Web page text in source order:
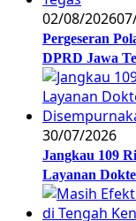
02/08/2026
Pergeseran
DPRD Jawa
30/07/2026
Jangkau 109
Layanan